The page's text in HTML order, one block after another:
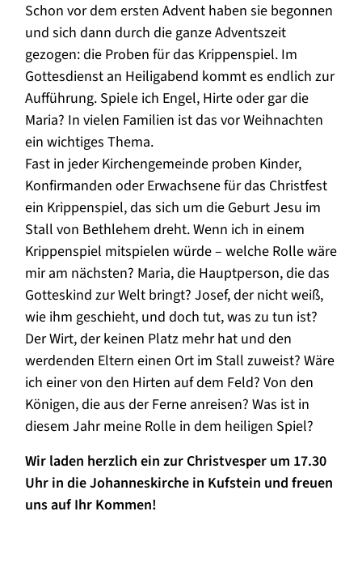
Schon vor dem ersten Advent haben sie begonnen
und sich dann durch die ganze Adventszeit
gezogen: die Proben für das Krippenspiel. Im
Gottesdienst an Heiligabend kommt es endlich zur
Aufführung. Spiele ich Engel, Hirte oder gar die
Maria? In vielen Familien ist das vor Weihnachten
ein wichtiges Thema.
Fast in jeder Kirchengemeinde proben Kinder,
Konfirmanden oder Erwachsene für das Christfest
ein Krippenspiel, das sich um die Geburt Jesu im
Stall von Bethlehem dreht. Wenn ich in einem
Krippenspiel mitspielen würde – welche Rolle wäre
mir am nächsten? Maria, die Hauptperson, die das
Gotteskind zur Welt bringt? Josef, der nicht weiß,
wie ihm geschieht, und doch tut, was zu tun ist?
Der Wirt, der keinen Platz mehr hat und den
werdenden Eltern einen Ort im Stall zuweist? Wäre
ich einer von den Hirten auf dem Feld? Von den
Königen, die aus der Ferne anreisen? Was ist in
diesem Jahr meine Rolle in dem heiligen Spiel?
Wir laden herzlich ein zur Christvesper um 17.30
Uhr in die Johanneskirche in Kufstein und freuen
uns auf Ihr Kommen!